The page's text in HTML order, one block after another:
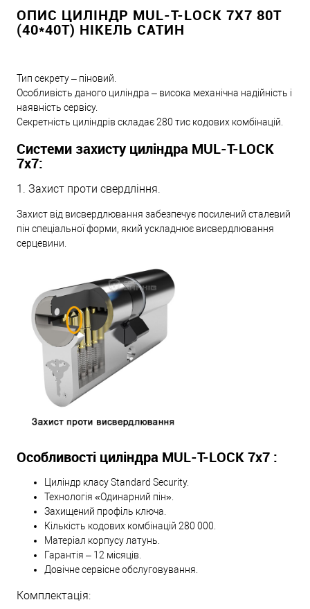
ОПИС ЦИЛІНДР MUL-T-LOCK 7X7 80T
(40*40T) НІКЕЛЬ САТИН
Тип секрету – піновий.
Особливість даного циліндра – висока механічна надійність і
наявність сервісу.
Секретність циліндрів складає 280 тис кодових комбінацій.
Системи захисту циліндра MUL-T-LOCK
7х7:
1. Захист проти свердління.
Захист від висвердлювання забезпечує посилений сталевий
пін спеціальної форми, який ускладнює висвердлювання
серцевини.
Особливості циліндра MUL-T-LOCK 7х7 :
Циліндр класу Standard Security.
Технологія «Одинарний пін».
Захищений профіль ключа.
Кількість кодових комбінацій 280 000.
Матеріал корпусу латунь.
Гарантія – 12 місяців.
Довічне сервісне обслуговування.
Комплектація: